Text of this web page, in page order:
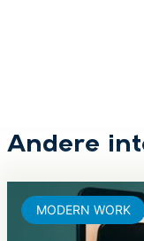
Andere
MODERN WORK